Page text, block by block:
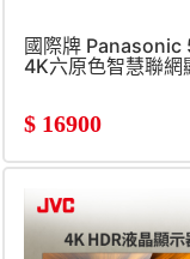
國際牌 Panasonic
4K六原色智慧聯網
$ 16900